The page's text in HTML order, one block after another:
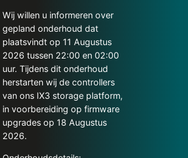
Wij willen u informeren over
gepland onderhoud dat
plaatsvindt op 11 Augustus
2026 tussen 22:00 en 02:00
uur. Tijdens dit onderhoud
herstarten wij de controllers
van ons IX3 storage platform,
in voorbereiding op firmware
upgrades op 18 Augustus
2026.